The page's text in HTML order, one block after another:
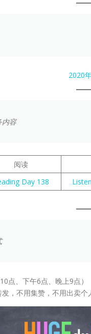
2020
内容
阅读
Day 138
点、下午6点、晚上9点）
，不用集赞，不用出卖个